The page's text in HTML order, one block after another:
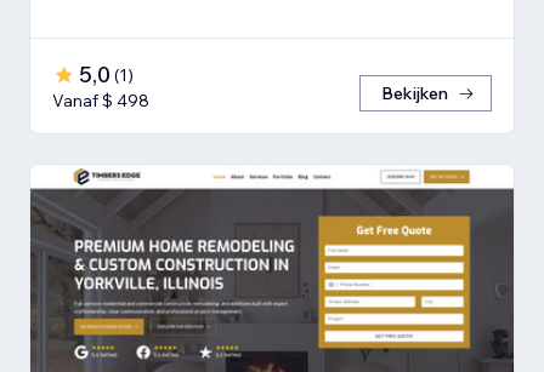
5,0 (1)
Vanaf $ 498
Bekijken